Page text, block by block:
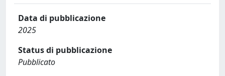
Data di pubblicazione
2025
Status di pubblicazione
Pubblicato